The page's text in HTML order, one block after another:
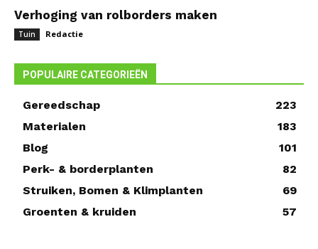
Verhoging van rolborders maken
Tuin Redactie
POPULAIRE CATEGORIEËN
Gereedschap
223
Materialen
183
Blog
101
Perk- & borderplanten
82
Struiken, Bomen & Klimplanten
69
Groenten & kruiden
57